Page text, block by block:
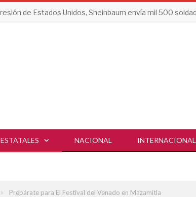
ESTATALES NACIONAL INTERNACIONAL
» Prepárate para El Festival del Venado en Mazamitla